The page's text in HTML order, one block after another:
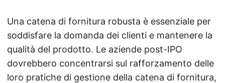
Una catena di fornitura robusta è essenziale per
soddisfare la domanda dei clienti e mantenere la
qualità del prodotto. Le aziende post-IPO
dovrebbero concentrarsi sul rafforzamento delle
loro pratiche di gestione della catena di fornitura,